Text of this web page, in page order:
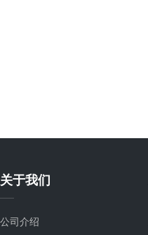
关于我们
公司介绍